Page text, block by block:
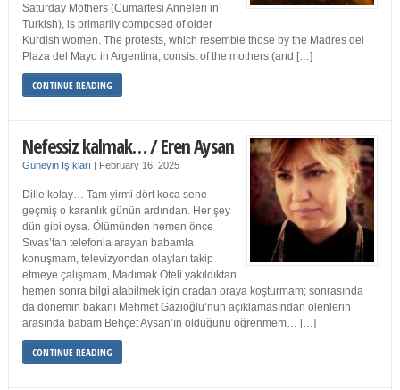
Saturday Mothers (Cumartesi Anneleri in
Turkish), is primarily composed of older
Kurdish women. The protests, which resemble those by the Madres del
Plaza del Mayo in Argentina, consist of the mothers (and […]
CONTINUE READING
Nefessiz kalmak… / Eren Aysan
Güneyin Işıkları | February 16, 2025
Dille kolay… Tam yirmi dört koca sene
geçmiş o karanlık günün ardından. Her şey
dün gibi oysa. Ölümünden hemen önce
Sıvas’tan telefonla arayan babamla
konuşmam, televizyondan olayları takip
etmeye çalışmam, Madımak Oteli yakıldıktan
hemen sonra bilgi alabilmek için oradan oraya koşturmam; sonrasında
da dönemin bakanı Mehmet Gazioğlu’nun açıklamasından ölenlerin
arasında babam Behçet Aysan’ın olduğunu öğrenmem… […]
CONTINUE READING